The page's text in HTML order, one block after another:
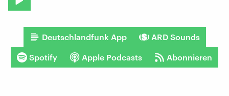
Deutschlandfunk App ARD Sounds
Spotify Apple Podcasts Abonnieren